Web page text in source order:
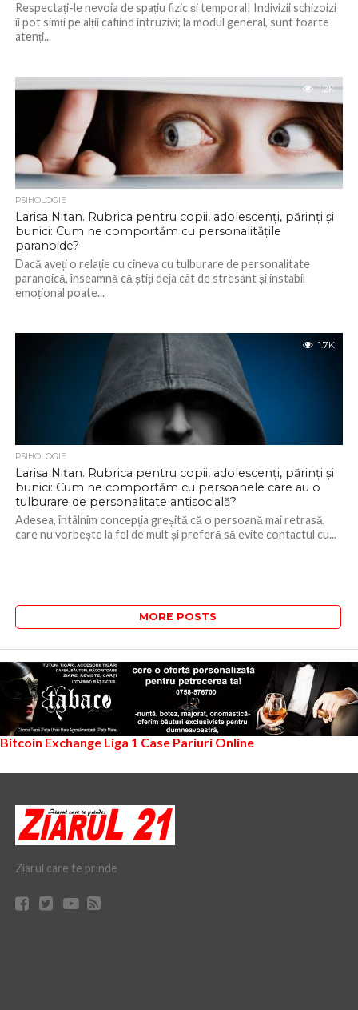
Respectați-le nevoia de spațiu fizic și temporal! Indivizii schizoizi
îi pot simți pe alții cafiind intruzivi; la modul general, sunt foarte
atenți...
1.2K
PSIHOLOGIE
Larisa Nițan. Rubrica pentru copii, adolescenți, părinți și
bunici: Cum ne comportăm cu personalitățile
paranoide?
Dacă aveți o relație cu cineva cu tulburare de personalitate
paranoică, înseamnă că știți deja cât de stresant și instabil
emoțional poate...
1.7K
PSIHOLOGIE
Larisa Nițan. Rubrica pentru copii, adolescenți, părinți și
bunici: Cum ne comportăm cu persoanele care au o
tulburare de personalitate antisocială?
Adesea, întâlnim concepția greșită că o persoană mai retrasă,
care nu vorbește la fel de mult și preferă să evite contactul cu...
MORE POSTS
Bitcoin Exchange Liga 1 Case Pariuri Online
Ziarul care te prinde